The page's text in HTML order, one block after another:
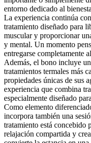
entorno dedicado al
La experiencia continúa
tratamiento diseñado para
muscular y proporcionar
y mental. Un momento
entregarse completamente
Además, el bono incluye
tratamientos termales más
propiedades únicas de sus
experiencia que combina
especialmente diseñado
Como elemento
incorpora también una
tratamiento está concebido
relajación compartida y